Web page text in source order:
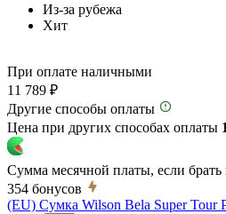
Из-за рубежа
Хит
При оплате наличными
11 789 ₽
Другие способы оплаты
Цена при других способах оплаты
Сумма месячной платы, если брать
354 бонусов
(EU) Сумка Wilson Bela Super Tour